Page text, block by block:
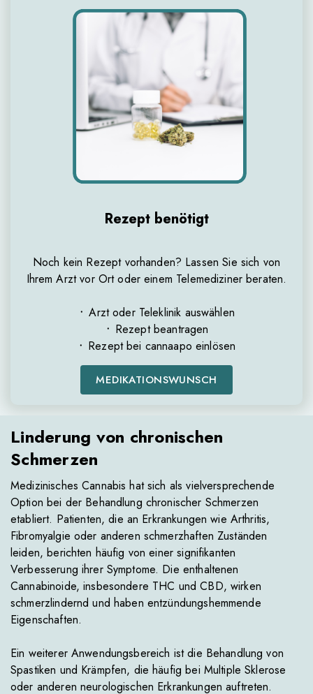
Rezept benötigt
Noch kein Rezept vorhanden? Lassen Sie sich von
Ihrem Arzt vor Ort oder einem Telemediziner beraten.
᛫ Arzt oder Teleklinik auswählen
᛫ Rezept beantragen
᛫ Rezept bei cannaapo einlösen
MEDIKATIONSWUNSCH
Linderung von chronischen
Schmerzen
Medizinisches Cannabis hat sich als vielversprechende
Option bei der Behandlung chronischer Schmerzen
etabliert. Patienten, die an Erkrankungen wie Arthritis,
Fibromyalgie oder anderen schmerzhaften Zuständen
leiden, berichten häufig von einer signifikanten
Verbesserung ihrer Symptome. Die enthaltenen
Cannabinoide, insbesondere THC und CBD, wirken
schmerzlindernd und haben entzündungshemmende
Eigenschaften.
Ein weiterer Anwendungsbereich ist die Behandlung von
Spastiken und Krämpfen, die häufig bei Multiple Sklerose
oder anderen neurologischen Erkrankungen auftreten.